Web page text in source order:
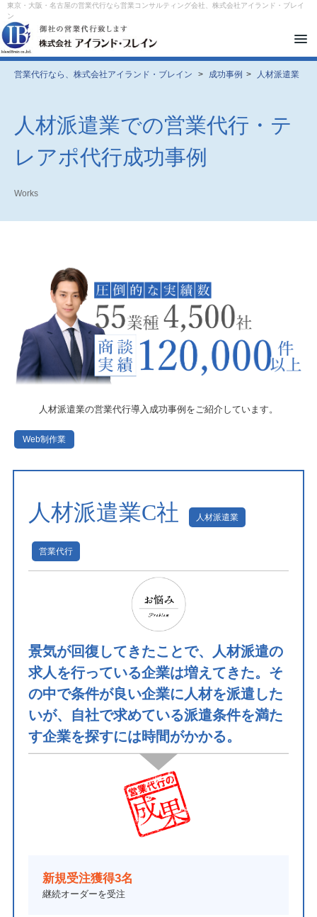
東京・大阪・名古屋の営業代行なら営業コンサルティング会社、株式会社アイランド・ブレイ
ン
メ
ュ
営業代行なら、株式会社アイランド・ブレイン > 成功事例 > 人材派遣業
人材派遣業での営業代行・テ
レアポ代行成功事例
Works
人材派遣業の営業代行導入成功事例をご紹介しています。
Web制作業
人材派遣業C社 人材派遣業
営業代行
景気が回復してきたことで、人材派遣の
求人を行っている企業は増えてきた。そ
の中で条件が良い企業に人材を派遣した
いが、自社で求めている派遣条件を満た
す企業を探すには時間がかかる。
新規受注獲得3名
継続オーダーを受注